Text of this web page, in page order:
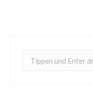
Search: